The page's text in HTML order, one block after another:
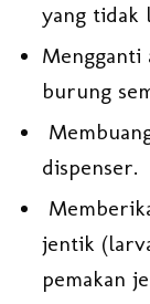
yang tidak
Mengganti
burung
dispenser.
jentik
pemakan